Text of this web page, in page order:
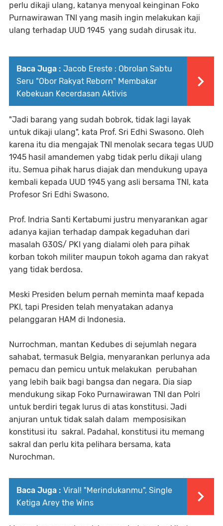
perlu dikaji ulang, katanya menyoal keinginan Foko
Purnawirawan TNI yang masih ingin melakukan kaji
ulang terhadap UUD 1945 yang sudah dirusak itu.
Baca Juga : Jacob Ereste : Obrolan Sabtu
Seru "Obor Rakyat Reborn" Membakar
Kebekuan Kecerdasan Aktivis
"Jadi barang yang sudah bobrok, tidak lagi layak
untuk dikaji ulang", kata Prof. Sri Edhi Swasono. Oleh
karena itu dia mengajak TNI menolak secara tegas UUD
1945 hasil amandemen yabg tidak perlu dikaji ulang
itu. Semua pihak harus diajak dan mendukung upaya
kembali kepada UUD 1945 yang asli bersama TNI, kata
Profesor Sri Edhi Swasono.
Prof. Indria Santi Kertabumi justru menyarankan agar
adanya kajian terhadap dampak kegaduhan dari
masalah G30S/ PKI yang dialami oleh para pihak
korban tokoh militer maupun tokoh agama dan rakyat
yang tidak berdosa.
Meski Presiden belum pernah meminta maaf kepada
PKI, tapi Presiden telah menyatakan adanya
pelanggaran HAM di Indonesia.
Nurrochman, mantan Kedubes di sejumlah negara
sahabat, termasuk Belgia, menyarankan perlunya ada
pemacu dan pemicu untuk melakukan perubahan
yang lebih baik bagi bangsa dan negara. Dia siap
mendukung sikap Foko Purnawirawan TNI dan Polri
untuk berdiri tegak lurus di atas konstitusi. Jadi
anjuran untuk tidak salah dalam memposisikan
konstitusi itu sakral. Padahal, konstitusi itu memang
sakral dan perlu kita pelihara bersama, kata
Nurochman.
Baca Juga : Viral! "Merindukanmu", Single
Ketiga Arey the Wins